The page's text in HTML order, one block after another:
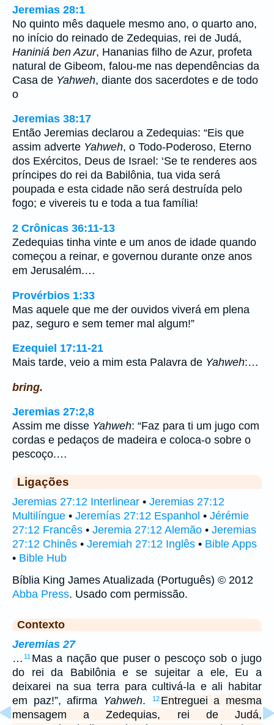
Jeremias 28:1
No quinto mês daquele mesmo ano, o quarto ano,
no início do reinado de Zedequias, rei de Judá,
Haniniá ben Azur, Hananias filho de Azur, profeta
natural de Gibeom, falou-me nas dependências da
Casa de Yahweh, diante dos sacerdotes e de todo
o
Jeremias 38:17
Então Jeremias declarou a Zedequias: “Eis que
assim adverte Yahweh, o Todo-Poderoso, Eterno
dos Exércitos, Deus de Israel: ‘Se te renderes aos
príncipes do rei da Babilônia, tua vida será
poupada e esta cidade não será destruída pelo
fogo; e vivereis tu e toda a tua família!
2 Crônicas 36:11-13
Zedequias tinha vinte e um anos de idade quando
começou a reinar, e governou durante onze anos
em Jerusalém.…
Provérbios 1:33
Mas aquele que me der ouvidos viverá em plena
paz, seguro e sem temer mal algum!”
Ezequiel 17:11-21
Mais tarde, veio a mim esta Palavra de Yahweh:…
bring.
Jeremias 27:2,8
Assim me disse Yahweh: “Faz para ti um jugo com
cordas e pedaços de madeira e coloca-o sobre o
pescoço.…
Ligações
Jeremias 27:12 Interlinear • Jeremias 27:12
Multilíngue • Jeremías 27:12 Espanhol • Jérémie
27:12 Francês • Jeremia 27:12 Alemão • Jeremias
27:12 Chinês • Jeremiah 27:12 Inglês • Bible Apps
• Bible Hub
Bíblia King James Atualizada (Português) © 2012
Abba Press. Usado com permissão.
Contexto
Jeremias 27
… 11 Mas a nação que puser o pescoço sob o jugo
do rei da Babilônia e se sujeitar a ele, Eu a
deixarei na sua terra para cultivá-la e ali habitar
em paz!”, afirma Yahweh. 12 Entreguei a mesma
mensagem a Zedequias, rei de Judá,